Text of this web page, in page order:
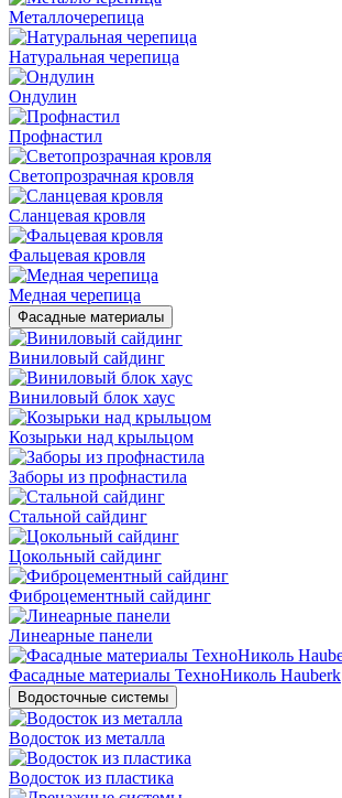
Металлочерепица
Натуральная черепица
Ондулин
Профнастил
Светопрозрачная кровля
Сланцевая кровля
Фальцевая кровля
Медная черепица
Фасадные материалы
Виниловый сайдинг
Виниловый блок хаус
Козырьки над крыльцом
Заборы из профнастила
Стальной сайдинг
Цокольный сайдинг
Фиброцементный сайдинг
Линеарные панели
Фасадные материалы ТехноНиколь Hauberk
Водосточные системы
Водосток из металла
Водосток из пластика